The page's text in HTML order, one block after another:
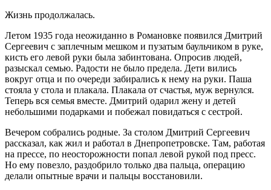
Жизнь продолжалась.
Летом 1935 года неожиданно в Романовке появился Дмитрий
Сергеевич с заплечным мешком и пузатым баульчиком в руке,
кисть его левой руки была забинтована. Опросив людей,
разыскал семью. Радости не было предела. Дети вились
вокруг отца и по очереди забирались к нему на руки. Паша
стояла у стола и плакала. Плакала от счастья, муж вернулся.
Теперь вся семья вместе. Дмитрий одарил жену и детей
небольшими подарками и побежал повидаться с сестрой.
Вечером собрались родные. За столом Дмитрий Сергеевич
рассказал, как жил и работал в Днепропетровске. Там, работая
на прессе, по неосторожности попал левой рукой под пресс.
Но ему повезло, раздобрило только два пальца, операцию
делали опытные врачи и пальцы восстановили.